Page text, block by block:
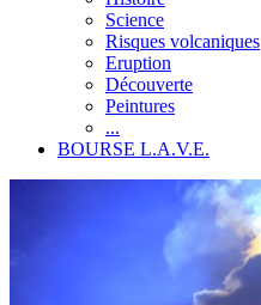
Science
Risques volcaniques
Eruption
Découverte
Peintures
...
BOURSE L.A.V.E.